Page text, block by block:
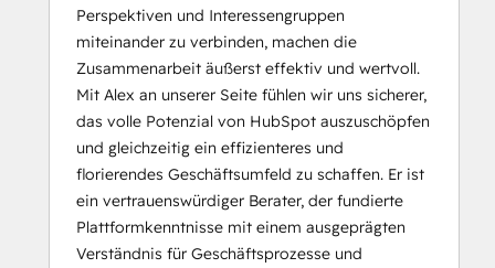
Perspektiven und Interessengruppen
miteinander zu verbinden, machen die
Zusammenarbeit äußerst effektiv und wertvoll.
Mit Alex an unserer Seite fühlen wir uns sicherer,
das volle Potenzial von HubSpot auszuschöpfen
und gleichzeitig ein effizienteres und
florierendes Geschäftsumfeld zu schaffen. Er ist
ein vertrauenswürdiger Berater, der fundierte
Plattformkenntnisse mit einem ausgeprägten
Verständnis für Geschäftsprozesse und